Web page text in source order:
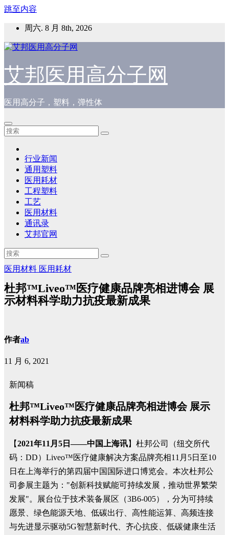
跳至内容
周六. 8 月 8th, 2026
艾邦医用高分子网
医用高分子，塑料，弹性体
行业新闻
通用塑料
医用耗材
工程塑料
工艺
医用材料
通讯录
艾邦官网
医用材料 医用耗材
杜邦™Liveo™医疗健康品牌亮相进博会 展
示材料科学助力抗疫最新成果
作者ab
11 月 6, 2021
新闻稿
杜邦™Liveo™医疗健康品牌亮相进博会 展示
材料科学助力抗疫最新成果
【2021年11月5日——中国上海讯】杜邦公司（纽交所代
码：DD）Liveo™医疗健康解决方案品牌亮相11月5日至10
日在上海举行的第四届中国国际进口博览会。本次杜邦公
司参展主题为："创新科技赋能可持续发展，推动世界繁荣
发展"。展台位于技术装备展区（3B6-005），分为可持续
愿景、绿色能源天地、低碳出行、高性能运算、高频连接
与先进显示驱动5G智慧新时代、齐心抗疫、低碳健康生活